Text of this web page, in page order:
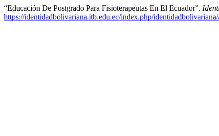
“Educación De Postgrado Para Fisioterapeutas En El Ecuador”.
https://identidadbolivariana.itb.edu.ec/index.php/